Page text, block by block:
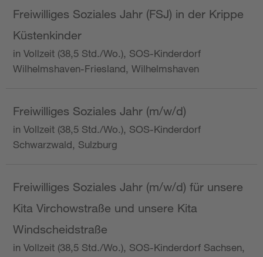
Freiwilliges Soziales Jahr (FSJ) in der Krippe
Küstenkinder
in Vollzeit (38,5 Std./Wo.), SOS-Kinderdorf
Wilhelmshaven-Friesland, Wilhelmshaven
Freiwilliges Soziales Jahr (m/w/d)
in Vollzeit (38,5 Std./Wo.), SOS-Kinderdorf
Schwarzwald, Sulzburg
Freiwilliges Soziales Jahr (m/w/d) für unsere
Kita Virchowstraße und unsere Kita
Windscheidstraße
in Vollzeit (38,5 Std./Wo.), SOS-Kinderdorf Sachsen,